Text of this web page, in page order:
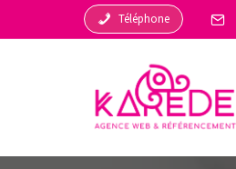
Téléphone